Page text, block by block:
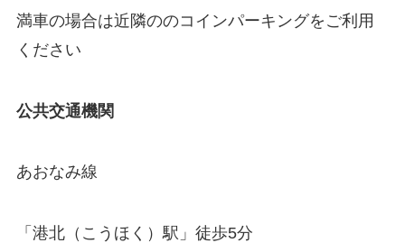
満車の場合は近隣ののコインパーキングをご利用
ください
公共交通機関
あおなみ線
「港北（こうほく）駅」徒歩5分